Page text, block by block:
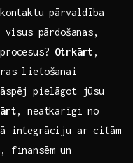
pārvaldība
pārdošanas,‍
Otrkārt ,
lietošanai
pielāgot jūsu
, neatkarīgi no
integrāciju ar citām
finansēm ⁣un